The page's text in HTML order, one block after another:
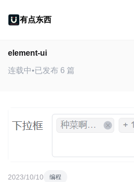
有点东西
element-ui
连载中•已发布 6 篇
2023/10/10 编程